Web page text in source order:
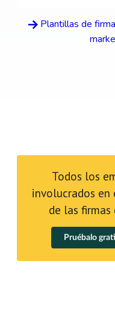
Plantillas de
Todos los
involucrados
de las
Pruébalo